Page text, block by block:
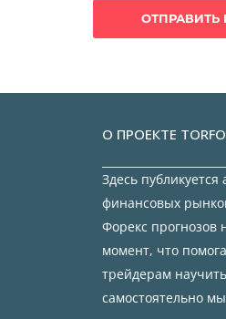
О ПРОЕКТЕ
Здесь публикуется
финансовых
Форекс прогнозов
момент, что
трейдерам
самостоятельно